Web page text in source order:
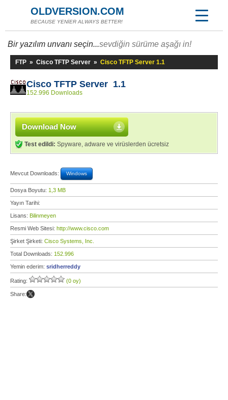
OLDVERSION.COM
BECAUSE YENİER ALWAYS BETTER!
Bir yazılım unvanı seçin...sevdiğin sürüme aşağı in!
FTP » Cisco TFTP Server » Cisco TFTP Server 1.1
Cisco TFTP Server 1.1
152.996 Downloads
Download Now
Test edildi: Spyware, adware ve virüslerden ücretsiz
Mevcut Downloads: Windows
Dosya Boyutu: 1,3 MB
Yayın Tarihi:
Lisans: Bilinmeyen
Resmi Web Sitesi: http://www.cisco.com
Şirket Şirketi: Cisco Systems, Inc.
Total Downloads: 152.996
Yemin ederim: sridherreddy
Rating: (0 oy)
Share: